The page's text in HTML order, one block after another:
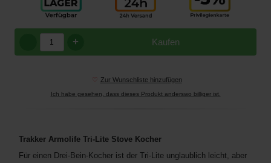
Kaufen
+
Zur Wunschliste hinzufügen
Ich habe gesehen, dass dieses Produkt anderswo billiger ist.
Trakker Armolife Tri-Lite Stove Kocher
Für einen Drei-Bein-Kocher ist der Tri-Lite unglaublich leicht, aber